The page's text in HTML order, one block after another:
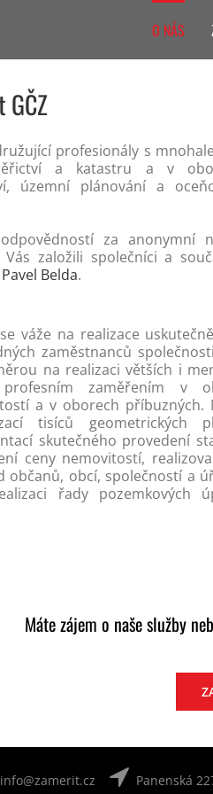
O NÁS
profesionály s
a katastru a v
územní plánování a
za anonymní
založili společníci a
Belda.
váže na realizace
zaměstnanců
na realizaci větších i
zaměřením v
a v oborech příbuzných.
tisíců geometrických
skutečného provedení
ceny nemovitostí,
obcí, společností a
řady pozemkových
Máte zájem o naše služby
info@zamerit.cz Panenská